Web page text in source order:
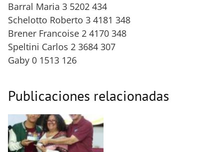
Barral Maria 3 5202 434
Schelotto Roberto 3 4181 348
Brener Francoise 2 4170 348
Speltini Carlos 2 3684 307
Gaby 0 1513 126
Publicaciones relacionadas